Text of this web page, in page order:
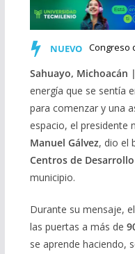
NUEVO
Sahuayo, Michoacán
energía que se sentía
para comenzar y una
espacio, el presidente
Manuel Gálvez, dio el
Centros de Desarrollo
municipio.
Durante su mensaje,
las puertas a más de
se aprende haciendo,